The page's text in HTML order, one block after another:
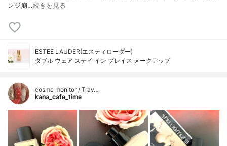
ンジ崩…続きを見る
ESTEE LAUDER(エスティローダー)
ダブル ウェア ステイ イン プレイス メークアップ
cosme monitor / Trav…
kana_cafe_time